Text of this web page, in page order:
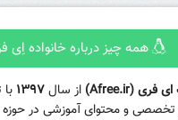
همه چیز درباره خانواده اِی
ای فری (Afree.ir) از سال۱۳۹۷
تخصصی و محتوای آموزشی در حوزه